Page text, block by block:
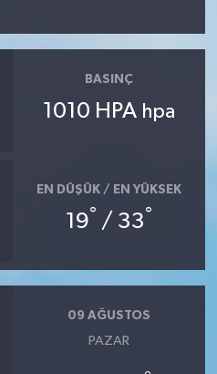
BASINÇ
1010 HPA hpa
EN DÜŞÜK / EN YÜKSEK
19° / 33°
09 AĞUSTOS
PAZAR